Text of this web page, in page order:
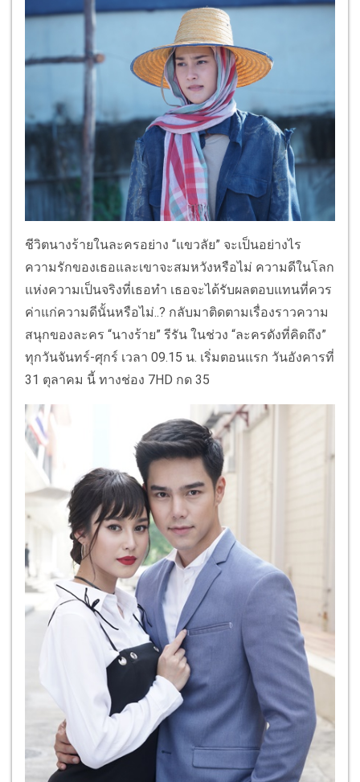
ชีวิตนางร้ายในละครอย่าง “แขวลัย” จะเป็นอย่างไร
ความรักของเธอและเขาจะสมหวังหรือไม่ ความดีในโลก
แห่งความเป็นจริงที่เธอทำ เธอจะได้รับผลตอบแทนที่ควร
ค่าแก่ความดีนั้นหรือไม่..? กลับมาติดตามเรื่องราวความ
สนุกของละคร “นางร้าย” รีรัน ในช่วง “ละครดังที่คิดถึง”
ทุกวันจันทร์-ศุกร์ เวลา 09.15 น. เริ่มตอนแรก วันอังคารที่
31 ตุลาคม นี้ ทางช่อง 7HD กด 35